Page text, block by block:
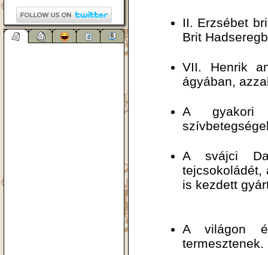
II. Erzsébet
Brit
VII. Henrik
ágyában,
A gyakori
A svájci
tejcsokoládét,
is kezdett
A világon
termesztenek.